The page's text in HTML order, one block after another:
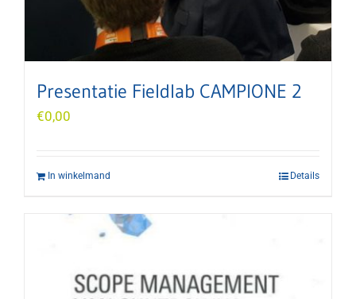
Presentatie Fieldlab CAMPIONE 2
€0,00
In winkelmand Details